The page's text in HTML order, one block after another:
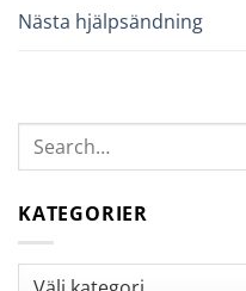
Nästa hjälpsändning
KATEGORIER
Kategorier